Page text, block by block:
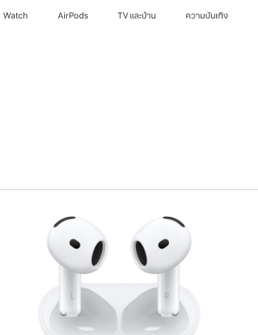
Watch AirPods TV และบ้าน ความบันเทิง